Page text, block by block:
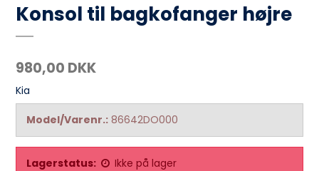
Konsol til bagkofanger højre
980,00 DKK
Kia
Model/Varenr.: 86642DO000
Lagerstatus: Ikke på lager